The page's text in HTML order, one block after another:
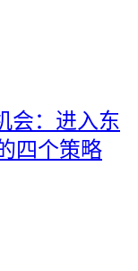
会：进入东
四个策略